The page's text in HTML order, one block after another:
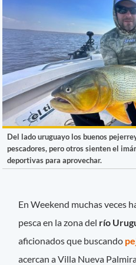
Del lado uruguayo los buenos
pescadores, pero otros sienten el
deportivas para aprovechar.
En Weekend muchas veces
pesca en la zona del río
aficionados que buscando
acercan a Villa Nueva